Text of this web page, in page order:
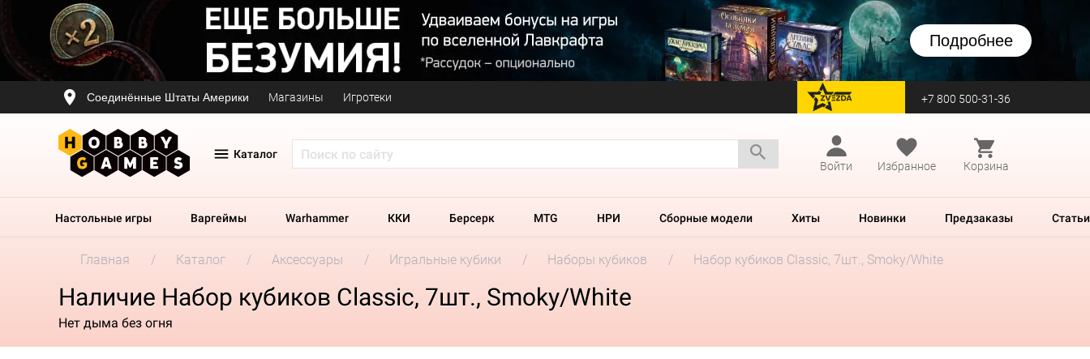
Подробнее
Соединённые Штаты Америки Магазины Игротеки перейти на Zvezda +7 800 500-31-36
Каталог
Войти
Избранное Корзина
Настольные игры Варгеймы Warhammer ККИ Берсерк MTG НРИ Сборные модели Хиты Новинки Предзаказы Статьи
Главная Каталог Аксессуары Игральные кубики Наборы кубиков Набор кубиков Classic, 7шт., Smoky/White
Наличие Набор кубиков Classic, 7шт., Smoky/White
Нет дыма без огня